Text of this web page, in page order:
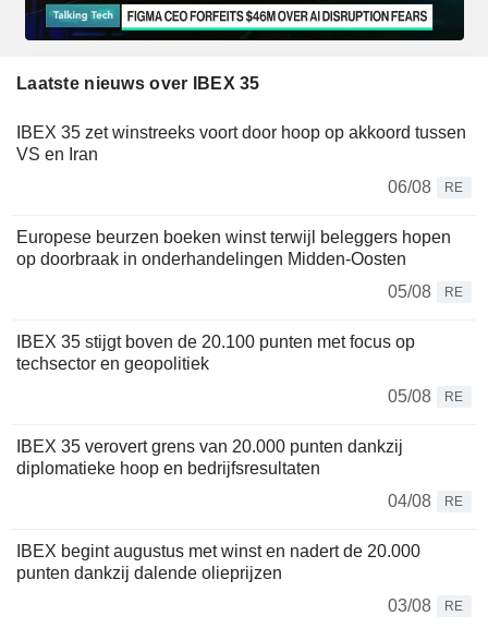
Laatste nieuws over IBEX 35
IBEX 35 zet winstreeks voort door hoop op akkoord tussen
VS en Iran
06/08
RE
Europese beurzen boeken winst terwijl beleggers hopen
op doorbraak in onderhandelingen Midden-Oosten
05/08
RE
IBEX 35 stijgt boven de 20.100 punten met focus op
techsector en geopolitiek
05/08
RE
IBEX 35 verovert grens van 20.000 punten dankzij
diplomatieke hoop en bedrijfsresultaten
04/08
RE
IBEX begint augustus met winst en nadert de 20.000
punten dankzij dalende olieprijzen
03/08
RE